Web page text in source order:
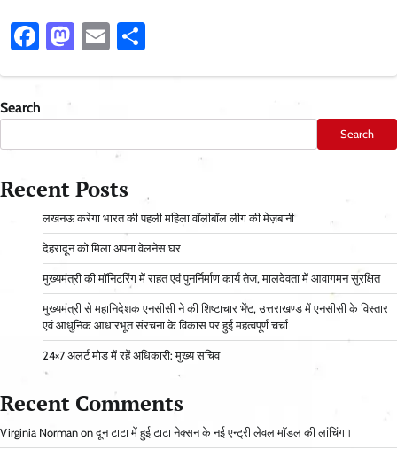
Facebook
Mastodon
Email
Search
Search
Recent Posts
लखनऊ करेगा भारत की पहली महिला वॉलीबॉल लीग की मेज़बानी
देहरादून को मिला अपना वेलनेस घर
मुख्यमंत्री की मॉनिटरिंग में राहत एवं पुनर्निर्माण कार्य तेज, मालदेवता में आवागमन सुरक्षित
मुख्यमंत्री से महानिदेशक एनसीसी ने की शिष्टाचार भेंट, उत्तराखण्ड में एनसीसी के विस्तार
एवं आधुनिक आधारभूत संरचना के विकास पर हुई महत्वपूर्ण चर्चा
24×7 अलर्ट मोड में रहें अधिकारी: मुख्य सचिव
Recent Comments
Virginia Norman onदून टाटा में हुई टाटा नेक्सन के नई एन्ट्री लेवल मॉडल की लांचिंग।